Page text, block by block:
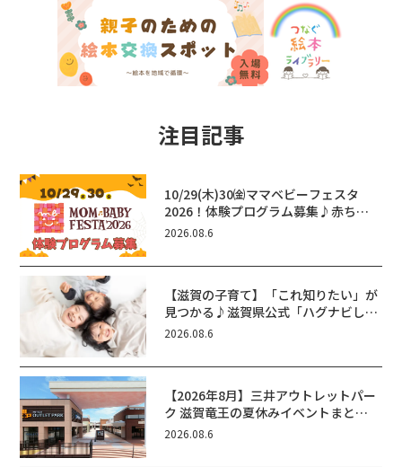
注目記事
10/29(木)30㈮ママベビーフェスタ
2026！体験プログラム募集♪赤ちゃ
ん向けイベントに出演しませんか？
2026.08.6
【滋賀の子育て】「これ知りたい」が
見つかる♪滋賀県公式「ハグナビし
が」使ってる？おでかけ・制度・子育
2026.08.6
【2026年8月】三井アウトレットパー
ク 滋賀竜王の夏休みイベントまと
め！びしょぬれ水あそび・激辛グル
2026.08.6